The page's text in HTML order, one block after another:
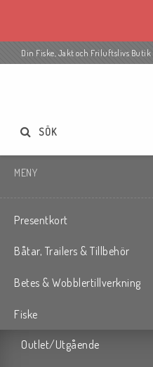
Din Fiske, Jakt och Friluftslivs Butik
SÖK
MENY
Presentkort
Båtar, Trailers & Tillbehör
Betes & Wobblertillverkning
Fiske
Outlet/Utgående